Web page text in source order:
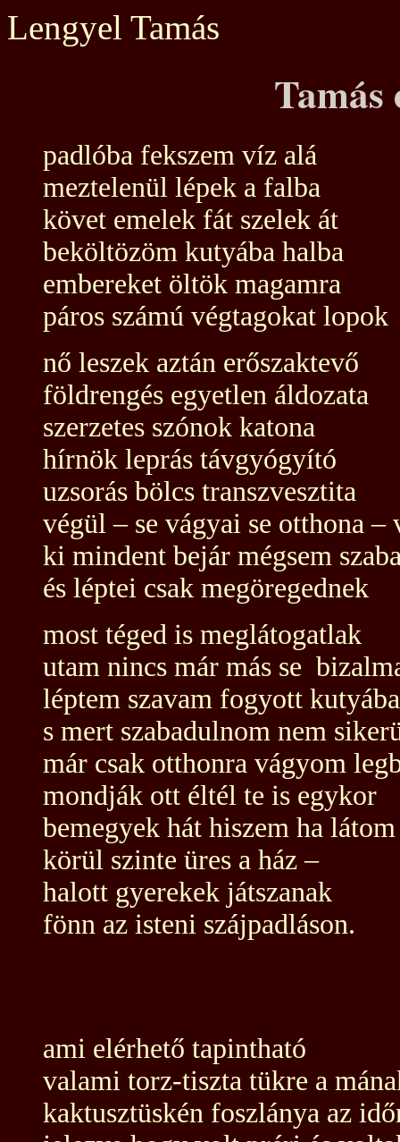
Lengyel Tamás
Tamás
padlóba fekszem víz alá
meztelenül lépek a falba
követ emelek fát szelek át
beköltözöm kutyába halba
embereket öltök magamra
páros számú végtagokat lopok
nő leszek aztán erőszaktevő
földrengés egyetlen áldozata
szerzetes szónok katona
hírnök leprás távgyógyító
uzsorás bölcs transzvesztita
végül – se vágyai se otthona –
ki mindent bejár mégsem
és léptei csak megöregednek
most téged is meglátogatlak
utam nincs már más se
léptem szavam fogyott
s mert szabadulnom nem
már csak otthonra vágyom
mondják ott éltél te is egykor
bemegyek hát hiszem ha látom
körül szinte üres a ház –
halott gyerekek játszanak
fönn az isteni szájpadláson.
ami elérhető tapintható
valami torz-tiszta tükre a
kaktusztüskén foszlánya az